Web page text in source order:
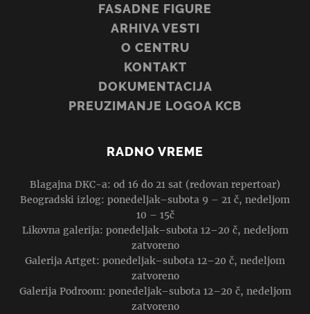
FASADNE FIGURE
ARHIVA VESTI
O CENTRU
KONTAKT
DOKUMENTACIJA
PREUZIMANJE LOGOA KCB
RADNO VREME
Blagajna DKC-a: od 16 do 21 sat (redovan repertoar)
Beogradski izlog: ponedeljak–subota 9 – 21 č, nedeljom
10 – 15č
Likovna galerija: ponedeljak–subota 12–20 č, nedeljom
zatvoreno
Galerija Artget: ponedeljak–subota 12–20 č, nedeljom
zatvoreno
Galerija Podroom: ponedeljak–subota 12–20 č, nedeljom
zatvoreno